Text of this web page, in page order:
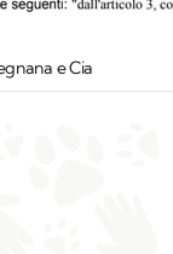
e Cia